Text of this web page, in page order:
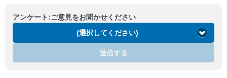
アンケート:ご意見をお聞かせください
(選択してください)
送信する